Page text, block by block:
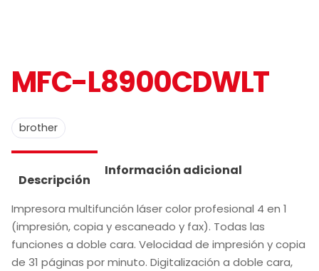
MFC-L8900CDWLT
brother
Descripción
Información adicional
Impresora multifunción láser color profesional 4 en 1
(impresión, copia y escaneado y fax). Todas las
funciones a doble cara. Velocidad de impresión y copia
de 31 páginas por minuto. Digitalización a doble cara,